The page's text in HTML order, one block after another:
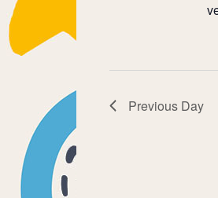
Previous Day